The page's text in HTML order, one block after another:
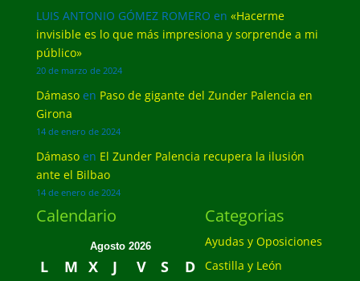
LUIS ANTONIO GÓMEZ ROMERO en «Hacerme
invisible es lo que más impresiona y sorprende a mi
público»
20 de marzo de 2024
Dámasoen Paso de gigante del Zunder Palencia en
Girona
14 de enero de 2024
Dámasoen El Zunder Palencia recupera la ilusión
ante el Bilbao
14 de enero de 2024
Calendario
Agosto 2026
L M X J V S
D
Categorias
Ayudas y Oposiciones
Castilla y León